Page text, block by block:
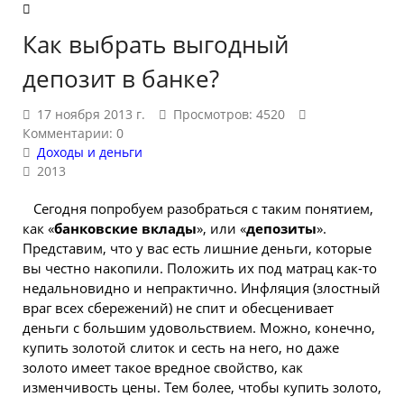
Как выбрать выгодный
депозит в банке?
17 ноября 2013 г.
Просмотров: 4520
Комментарии: 0
Доходы и деньги
2013
Сегодня попробуем разобраться с таким понятием,
как «банковские вклады», или «депозиты».
Представим, что у вас есть лишние деньги, которые
вы честно накопили. Положить их под матрац как-то
недальновидно и непрактично. Инфляция (злостный
враг всех сбережений) не спит и обесценивает
деньги с большим удовольствием. Можно, конечно,
купить золотой слиток и сесть на него, но даже
золото имеет такое вредное свойство, как
изменчивость цены. Тем более, чтобы купить золото,